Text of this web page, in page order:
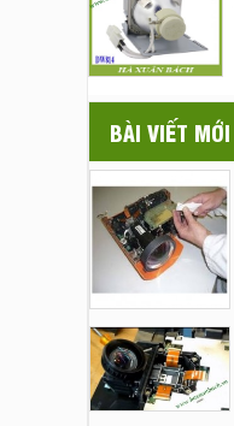
BÀI VIẾT MỚI